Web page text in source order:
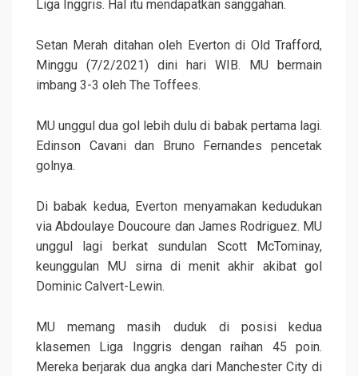
Liga Inggris. Hal itu mendapatkan sanggahan.
Setan Merah ditahan oleh Everton di Old Trafford,
Minggu (7/2/2021) dini hari WIB. MU bermain
imbang 3-3 oleh The Toffees.
MU unggul dua gol lebih dulu di babak pertama lagi.
Edinson Cavani dan Bruno Fernandes pencetak
golnya.
Di babak kedua, Everton menyamakan kedudukan
via Abdoulaye Doucoure dan James Rodriguez. MU
unggul lagi berkat sundulan Scott McTominay,
keunggulan MU sirna di menit akhir akibat gol
Dominic Calvert-Lewin.
MU memang masih duduk di posisi kedua
klasemen Liga Inggris dengan raihan 45 poin.
Mereka berjarak dua angka dari Manchester City di